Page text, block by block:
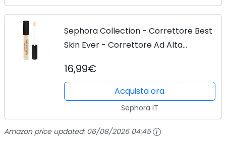
Sephora Collection - Correttore Best
Skin Ever - Correttore Ad Alta
Donna
16,99€
Acquista ora
Sephora IT
Amazon price updated: 06/08/2026 04:45